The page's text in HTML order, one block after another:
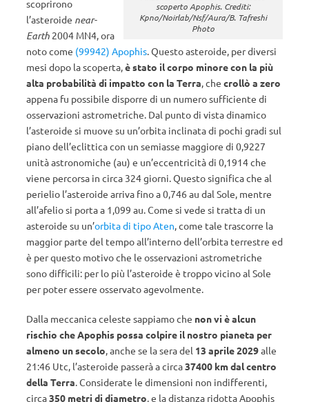
scoperto Apophis. Crediti:
Kpno/Noirlab/Nsf/Aura/B. Tafreshi
Photo
scoprirono
l’asteroide near-
Earth 2004 MN4, ora
noto come (99942) Apophis. Questo asteroide, per diversi
mesi dopo la scoperta,è stato il corpo minore con la più
alta probabilità di impatto con la Terra, che crollò a zero
appena fu possibile disporre di un numero sufficiente di
osservazioni astrometriche. Dal punto di vista dinamico
l’asteroide si muove su un’orbita inclinata di pochi gradi sul
piano dell’eclittica con un semiasse maggiore di 0,9227
unità astronomiche (au) e un’eccentricità di 0,1914 che
viene percorsa in circa 324 giorni. Questo significa che al
perielio l’asteroide arriva fino a 0,746 au dal Sole, mentre
all’afelio si porta a 1,099 au. Come si vede si tratta di un
asteroide su un’orbita di tipo Aten, come tale trascorre la
maggior parte del tempo all’interno dell’orbita terrestre ed
è per questo motivo che le osservazioni astrometriche
sono difficili: per lo più l’asteroide è troppo vicino al Sole
per poter essere osservato agevolmente.
Dalla meccanica celeste sappiamo che non vi è alcun
rischio che Apophis possa colpire il nostro pianeta per
almeno un secolo, anche se la sera del 13 aprile 2029alle
21:46 Utc, l’asteroide passerà a circa37400 km dal centro
della Terra. Considerate le dimensioni non indifferenti,
circa350 metri di diametro, e la distanza ridotta Apophis